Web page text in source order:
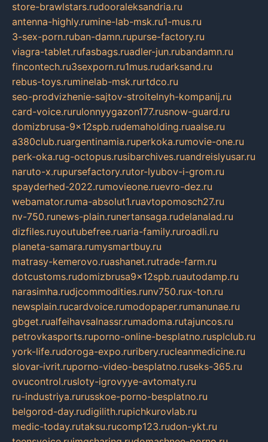
store-brawlstars.rudooraleksandria.ru
antenna-highly.rumine-lab-msk.ru1-mus.ru
3-sex-porn.ruban-damn.rupurse-factory.ru
viagra-tablet.rufasbags.ruadler-jun.rubandamn.ru
fincontech.ru3sexporn.ru1mus.rudarksand.ru
rebus-toys.ruminelab-msk.rurtdco.ru
seo-prodvizhenie-sajtov-stroitelnyh-kompanij.ru
card-voice.rurulonnyygazon177.rusnow-guard.ru
domizbrusa-9x12spb.rudemaholding.ruaalse.ru
a380club.ruargentinamia.ruperkoka.rumovie-one.ru
perk-oka.rug-octopus.rusibarchives.ruandreislyusar.ru
naruto-x.rupursefactory.rutor-lyubov-i-grom.ru
spayderhed-2022.rumovieone.ruevro-dez.ru
webamator.ruma-absolut1.ruavtopomosch27.ru
nv-750.runews-plain.runertansaga.rudelanalad.ru
dizfiles.ruyoutubefree.ruaria-family.ruroadli.ru
planeta-samara.rumysmartbuy.ru
matrasy-kemerovo.ruashanet.rutrade-farm.ru
dotcustoms.rudomizbrusa9x12spb.ruautodamp.ru
narasimha.rudjcommodities.runv750.rux-ton.ru
newsplain.rucardvoice.rumodopaper.rumanunae.ru
gbget.rualfeihavsalnassr.rumadoma.rutajuncos.ru
petrovkasports.ruporno-online-besplatno.rusplclub.ru
york-life.rudoroga-expo.ruribery.rucleanmedicine.ru
slovar-ivrit.ruporno-video-besplatno.ruseks-365.ru
ovucontrol.rusloty-igrovyye-avtomaty.ru
ru-industriya.rurusskoe-porno-besplatno.ru
belgorod-day.rudigilith.rupichkurovlab.ru
medic-today.rutaksu.rucomp123.rudon-ykt.ru